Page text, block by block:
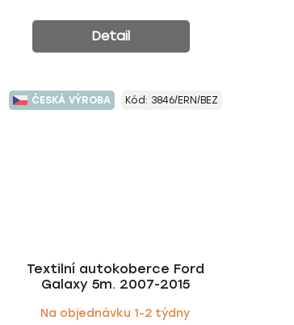
Detail
ČESKÁ VÝROBA
Textilní autokoberce Ford
Galaxy 5m. 2007-2015
Na objednávku 1-2 týdny
Kód: 3846/ERN/BEZ